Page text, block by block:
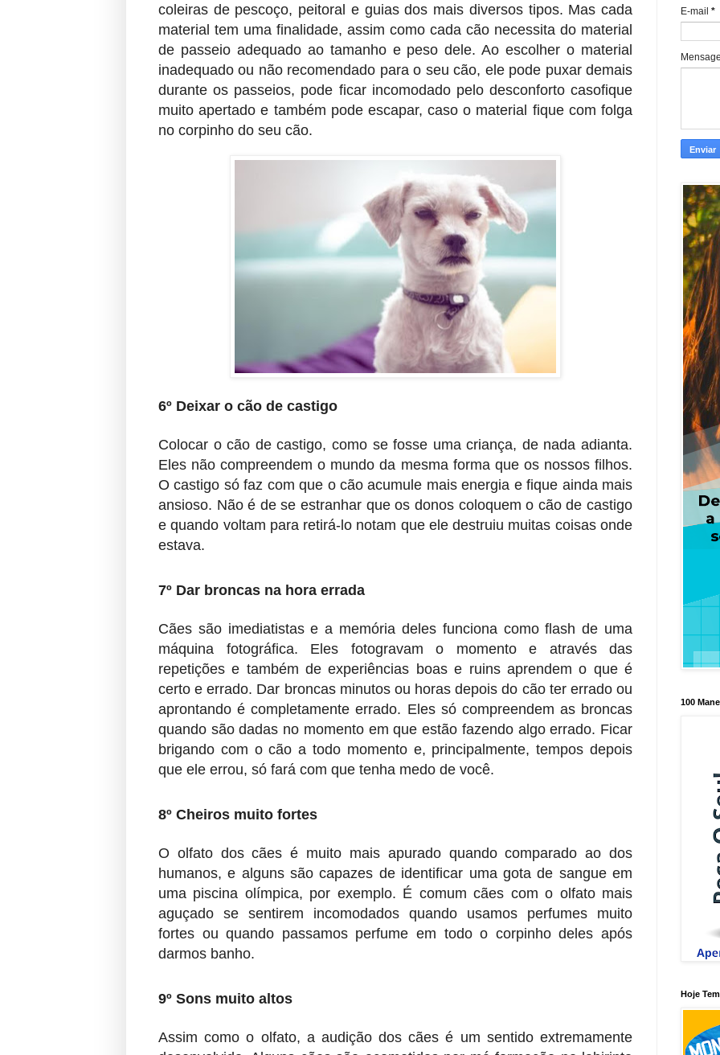
coleiras de pescoço, peitoral e guias dos mais diversos tipos. Mas cada
material tem uma finalidade, assim como cada cão necessita do material
de passeio adequado ao tamanho e peso dele. Ao escolher o material
inadequado ou não recomendado para o seu cão, ele pode puxar demais
durante os passeios, pode ficar incomodado pelo desconforto casofique
muito apertado e também pode escapar, caso o material fique com folga
no corpinho do seu cão.
6º Deixar o cão de castigo
Colocar o cão de castigo, como se fosse uma criança, de nada adianta.
Eles não compreendem o mundo da mesma forma que os nossos filhos.
O castigo só faz com que o cão acumule mais energia e fique ainda mais
ansioso. Não é de se estranhar que os donos coloquem o cão de castigo
e quando voltam para retirá-lo notam que ele destruiu muitas coisas onde
estava.
7º Dar broncas na hora errada
Cães são imediatistas e a memória deles funciona como flash de uma
máquina fotográfica. Eles fotogravam o momento e através das
repetições e também de experiências boas e ruins aprendem o que é
certo e errado. Dar broncas minutos ou horas depois do cão ter errado ou
aprontando é completamente errado. Eles só compreendem as broncas
quando são dadas no momento em que estão fazendo algo errado. Ficar
brigando com o cão a todo momento e, principalmente, tempos depois
que ele errou, só fará com que tenha medo de você.
8º Cheiros muito fortes
O olfato dos cães é muito mais apurado quando comparado ao dos
humanos, e alguns são capazes de identificar uma gota de sangue em
uma piscina olímpica, por exemplo. É comum cães com o olfato mais
aguçado se sentirem incomodados quando usamos perfumes muito
fortes ou quando passamos perfume em todo o corpinho deles após
darmos banho.
9º Sons muito altos
Assim como o olfato, a audição dos cães é um sentido extremamente
E-mail *
100
Hoje